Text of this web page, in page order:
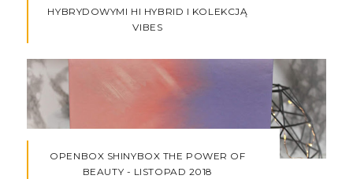
HYBRYDOWYMI HI HYBRID I KOLEKCJĄ
VIBES
OPENBOX SHINYBOX THE POWER OF
BEAUTY - LISTOPAD 2018